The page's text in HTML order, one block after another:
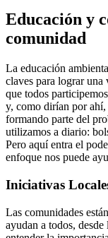
Educación y
comunidad
La educación
claves para lograr una
que todos
y, como dirían por ahí,
formando parte del
utilizamos a diario:
Pero aquí entra el
enfoque nos puede
Iniciativas
Las comunidades
ayudan a todos, desde